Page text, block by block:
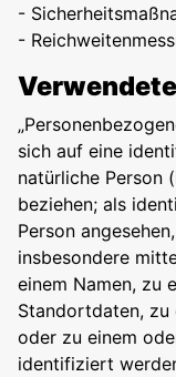
-
-
sich auf eine
natürliche Person
beziehen; als
Person
insbesondere
einem Namen, zu
Standortdaten, zu
oder zu einem
identifiziert